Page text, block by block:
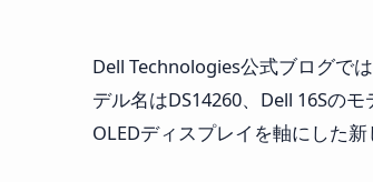
Dell Technologies公式ブログで
デル名はDS14260、Dell 16Sの
OLEDディスプレイを軸にした